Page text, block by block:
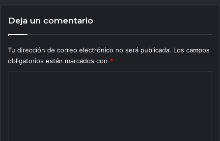
Deja un comentario
Tu dirección de correo electrónico no será publicada. Los campos
obligatorios están marcados con *